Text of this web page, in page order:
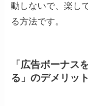
動しないで、楽し
る方法です。
「広告ボーナス
る」のデメリット